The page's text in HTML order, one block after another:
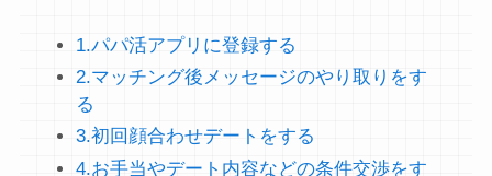
1.パパ活アプリに登録する
2.マッチング後メッセージのやり取りをす
る
3.初回顔合わせデートをする
4.お手当やデート内容などの条件交渉をす